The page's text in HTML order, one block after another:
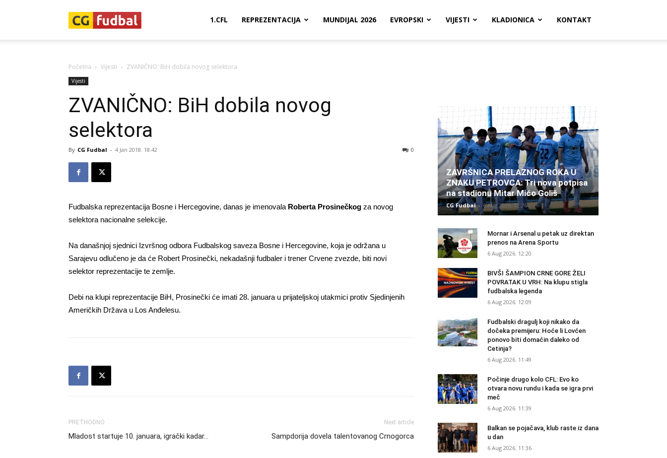
1.CFL REPREZENTACIJA MUNDIJAL 2026 EVROPSKI VIJESTI KLADIONICA KONTAKT
Početna Vijesti ZVANIČNO: BiH dobila novog selektora
Vijesti
ZVANIČNO: BiH dobila novog
selektora
By CG Fudbal - 4 Jan 2018. 18:42 0
Fudbalska reprezentacija Bosne i Hercegovine, danas je imenovala Roberta Prosinečkog za novog
selektora nacionalne selekcije.
Na današnjoj sjednici Izvršnog odbora Fudbalskog saveza Bosne i Hercegovine, koja je održana u
Sarajevu odlučeno je da će Robert Prosinečki, nekadašnji fudbaler i trener Crvene zvezde, biti novi
selektor reprezentacije te zemlje.
Debi na klupi reprezentacije BiH, Prosinečki će imati 28. januara u prijateljskoj utakmici protiv Sjedinjenih
Američkih Država u Los Anđelesu.
PRETHODNO
Mladost startuje 10. januara, igrački kadar…
Next article
Sampdorija dovela talentovanog Crnogorca
ZAVRŠNICA PRELAZNOG ROKA U
ZNAKU PETROVCA: Tri nova potpisa
na stadionu Mitar Mićo Goliš
CG Fudbal - 6 Aug 2026. 12:26
Mornar i Arsenal u petak uz direktan
prenos na Arena Sportu
6 Aug 2026. 12:20
BIVŠI ŠAMPION CRNE GORE ŽELI
POVRATAK U VRH: Na klupu stigla
fudbalska legenda
6 Aug 2026. 12:09
Fudbalski dragulj koji nikako da
dočeka premijeru: Hoće li Lovćen
ponovo biti domaćin daleko od
Cetinja?
6 Aug 2026. 11:49
Počinje drugo kolo CFL: Evo ko
otvara novu rundu i kada se igra prvi
meč
6 Aug 2026. 11:39
Balkan se pojačava, klub raste iz dana
u dan
6 Aug 2026. 11:36